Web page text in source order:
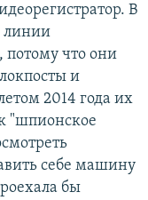
В
линии
потому что они
и
2014 года их
"шпионское
себе машину
бы